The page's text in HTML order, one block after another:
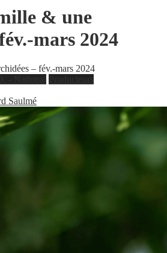
& une
mars 2024
– fév.-mars 2024
Saulmé